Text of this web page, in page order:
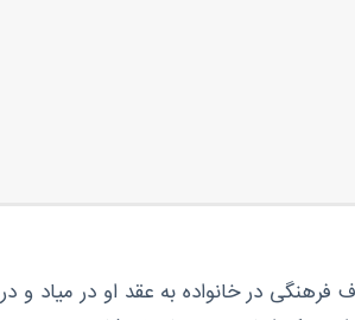
در خانواده به عقد او در میاد و در